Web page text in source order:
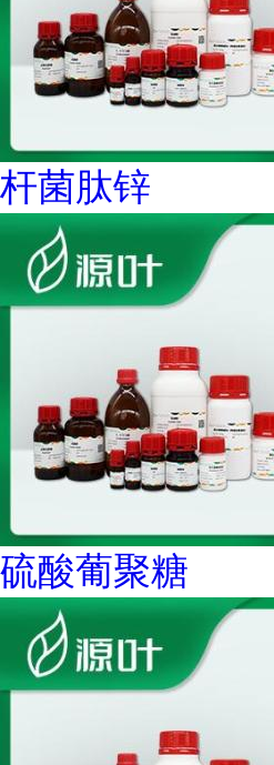
杆菌肽锌
硫酸葡聚糖